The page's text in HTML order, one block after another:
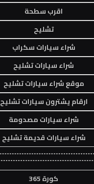
اقرب سطحة
تشليح
شراء سيارات سكراب
شراء سيارات تشليح
موقع شراء سيارات تشليح
ارقام يشترون سيارات تشليح
شراء سيارات مصدومة
شراء سيارات قديمة تشليح
كورة 365